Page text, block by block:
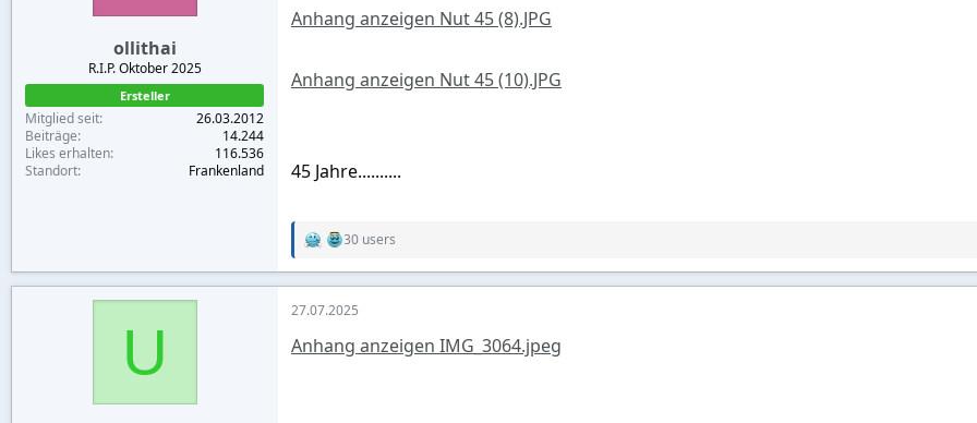
:
ollithai
R.I.P. Oktober 2025
Ersteller
Mitglied seit
26.03.2012
Beiträge
14.244
Likes erhalten
116.536
Standort
Frankenland
Anhang anzeigen Nut 45 (8).JPG
Anhang anzeigen Nut 45 (10).JPG
45 Jahre..........
R
a
t
o
30 users
U
27.07.2025
Anhang anzeigen IMG_3064.jpeg